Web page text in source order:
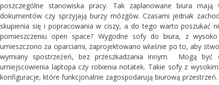
poszczególne stanowiska pracy. Tak zaplanowane biura
dokumentów czy sprzyjają burzy mózgów. Czasami jednak
skupienia się i popracowania w ciszy, a do tego warto poszukać
pomieszczeniu open space? Wygodne sofy do biura, z
umieszczono za oparciami, zaprojektowano właśnie po to, aby
wymiany spostrzeżeń, bez przeszkadzania innym. Mogą
umiejscowienia laptopa czy robienia notatek. Takie sofy z
konfiguracje, które funkcjonalnie zagospodarują biurową przestrzeń.